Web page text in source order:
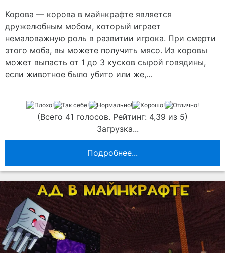
Корова — корова в майнкрафте является
дружелюбным мобом, который играет
немаловажную роль в развитии игрока. При смерти
этого моба, вы можете получить мясо. Из коровы
может выпасть от 1 до 3 кусков сырой говядины,
если животное было убито или же,…
(Всего 41 голосов. Рейтинг: 4,39 из 5)
Загрузка...
Подробнее...